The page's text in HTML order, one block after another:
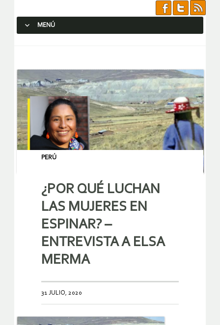
MENÚ
PERÚ
¿POR QUÉ LUCHAN
LAS MUJERES EN
ESPINAR? –
ENTREVISTA A ELSA
MERMA
31 JULIO, 2020